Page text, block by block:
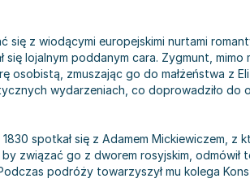
z wiodącymi europejskimi nurtami
lojalnym poddanym cara. Zygmunt,
osobistą, zmuszając go do małżeństwa z
wydarzeniach, co doprowadziło do
spotkał się z Adamem Mickiewiczem, z
związać go z dworem rosyjskim, odmówił
podróży towarzyszył mu kolega